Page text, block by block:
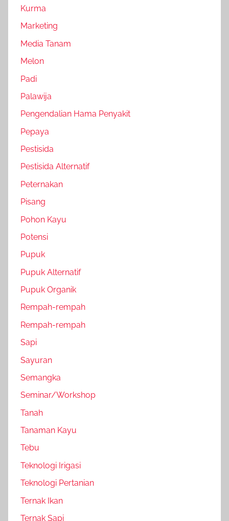
Kurma
Marketing
Media Tanam
Melon
Padi
Palawija
Pengendalian Hama Penyakit
Pepaya
Pestisida
Pestisida Alternatif
Peternakan
Pisang
Pohon Kayu
Potensi
Pupuk
Pupuk Alternatif
Pupuk Organik
Rempah-rempah
Rempah-rempah
Sapi
Sayuran
Semangka
Seminar/Workshop
Tanah
Tanaman Kayu
Tebu
Teknologi Irigasi
Teknologi Pertanian
Ternak Ikan
Ternak Sapi